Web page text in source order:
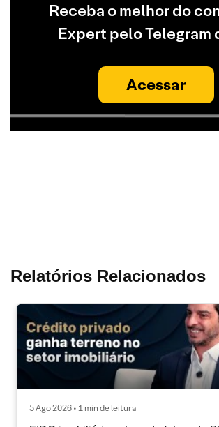
Receba o melhor do
Expert pelo Telegram
Acessar
Relatórios Relacionados
5 Ago 2026 • 1 min de leitura